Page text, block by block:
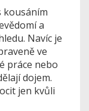
kousáním
a
Navíc je
ve
práce nebo
dojem.
jen kvůli